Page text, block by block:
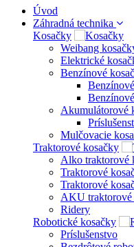
Úvod
Záhradná technika
Kosačky
Weibang
Elektrické
Benzínové
Akumulátorové
Mulčovacie
Traktorové kosačky
Alko traktorové
Traktorové
Traktorové
AKU traktorové
Ridery
Robotické kosačky
Príslušenstvo